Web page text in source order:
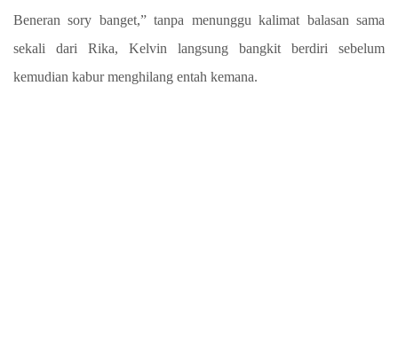
Beneran sory banget,” tanpa menunggu kalimat balasan sama
sekali dari Rika, Kelvin langsung bangkit berdiri sebelum
kemudian kabur menghilang entah kemana.